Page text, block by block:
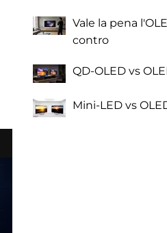
Vale la pena
contro
QD-OLED vs
Mini-LED vs